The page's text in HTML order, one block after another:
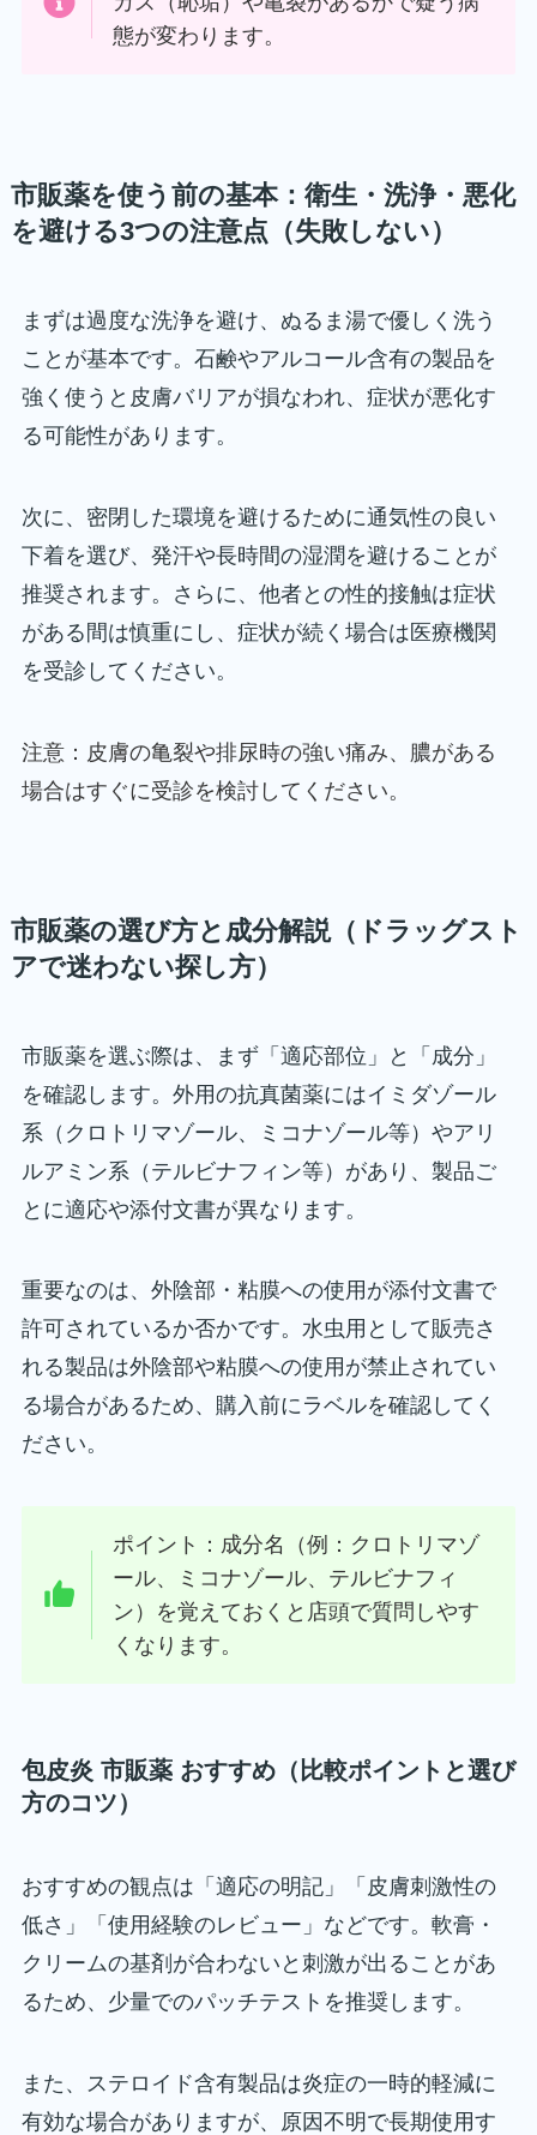
態が変わります。
市販薬を使う前の基本：衛生・洗浄・悪化
を避ける3つの注意点（失敗しない）
まずは過度な洗浄を避け、ぬるま湯で優しく洗う
ことが基本です。石鹸やアルコール含有の製品を
強く使うと皮膚バリアが損なわれ、症状が悪化す
る可能性があります。
次に、密閉した環境を避けるために通気性の良い
下着を選び、発汗や長時間の湿潤を避けることが
推奨されます。さらに、他者との性的接触は症状
がある間は慎重にし、症状が続く場合は医療機関
を受診してください。
注意：皮膚の亀裂や排尿時の強い痛み、膿がある
場合はすぐに受診を検討してください。
市販薬の選び方と成分解説（ドラッグスト
アで迷わない探し方）
市販薬を選ぶ際は、まず「適応部位」と「成分」
を確認します。外用の抗真菌薬にはイミダゾール
系（クロトリマゾール、ミコナゾール等）やアリ
ルアミン系（テルビナフィン等）があり、製品ご
とに適応や添付文書が異なります。
重要なのは、外陰部・粘膜への使用が添付文書で
許可されているか否かです。水虫用として販売さ
れる製品は外陰部や粘膜への使用が禁止されてい
る場合があるため、購入前にラベルを確認してく
ださい。
ポイント：成分名（例：クロトリマゾ
ール、ミコナゾール、テルビナフィ
ン）を覚えておくと店頭で質問しやす
くなります。
包皮炎 市販薬 おすすめ（比較ポイントと選び
方のコツ）
おすすめの観点は「適応の明記」「皮膚刺激性の
低さ」「使用経験のレビュー」などです。軟膏・
クリームの基剤が合わないと刺激が出ることがあ
るため、少量でのパッチテストを推奨します。
また、ステロイド含有製品は炎症の一時的軽減に
有効な場合がありますが、原因不明で長期使用す